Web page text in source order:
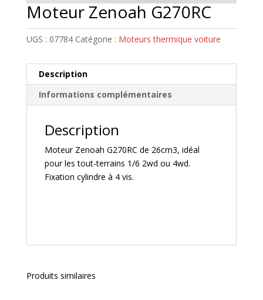
Moteur Zenoah G270RC
UGS : 07784 Catégorie : Moteurs thermique voiture
Description
Informations complémentaires
Description
Moteur Zenoah G270RC de 26cm3, idéal
pour les tout-terrains 1/6 2wd ou 4wd.
Fixation cylindre à 4 vis.
Produits similaires